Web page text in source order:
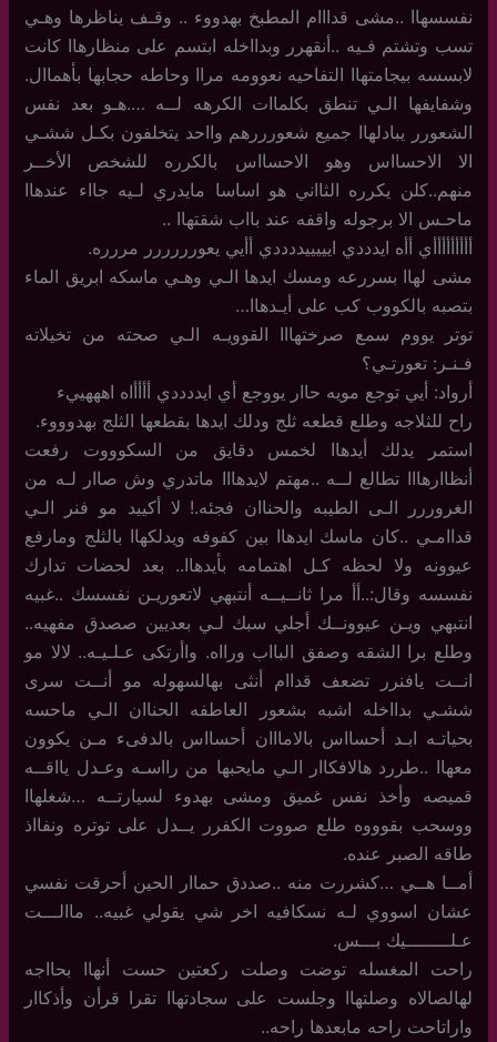
نفسسهاا ..مشى قدااام المطبخ بهدووء .. وقـف يناظرها وهـي
تسب وتشتم فـيه ..أنقهرر وبدااخله ابتسم على منظارهاا كانت
لابسسه بيجامتهاا التفاحيه نعوومه مراا وحاطه حجابها بأهماال.
وشفايفها الـي تنطق بكلماات الكرهه لــه ….هـو بعد نفس
الشعورر يبادلهاا جميع شعورررهم وااحد يتخلفون بكـل ششـي
الا الاحسااس وهو الاحسااس بالكرره للشخص الأخــر
منهم..كلن يكرره الثااني هو اساسا مايدري لـيه جااء عندهاا
ماحـس الا برجوله واقفه عند بااب شقتهاا ..
أأأأأأأأأي أأه ايدددي ايييييددددي أأيي يعورررررر مررره.
مشى لهاا بسررعه ومسك ايدها الـي وهـي ماسكه ابريق الماء
بتصبه بالكووب كب على أيـدهاا…
توتر يووم سمع صرختهااا القوويـه الـي صحته من تخيلاته
فـنـر: تعورتـي؟
أرواد: أيي توجع مويه حاار يووجع أي ايددددي أأأأاه اهههييء
راح للثلاجه وطلع قطعه ثلج ودلك ايدها بقطعها الثلج بهدوووء.
استمر يدلك أيدهاا لخمس دقايق من السكوووت رفعت
أنظاارهااا تطالع لــه ..مهتم لايدهااا ماتدري وش صاار لـه من
الغروررر الـى الطيبه والحناان فجئه.! لا أكييد مو فنر الـي
قداامـي ..كان ماسك ايدهاا بين كفوفه ويدلكهاا بالثلج ومارفع
عيوونه ولا لحظه كـل اهتمامه بأيدهاا.. بعد لحضات تدارك
نفسسه وقال:..أأ مرا ثانــيــه أنتبهي لاتعوريـن نفسسك ..غبيه
انتبهي ويـن عيوونــك أجلي سبك لـي بعديين صصدق مفهيه..
وطلع برا الشقه وصفق البااب ورااه. واأرتكى عـلـيـه.. لالا مو
انــت يافنرر تضعف قداام أنثى بهالسهوله مو أنــت سرى
ششـي بدااخله اشبه بشعور العاطفه الحناان الـي ماحسه
بحياتـه ابـد أحسااس بالامااان أحسااس بالدفىء مـن يكوون
معهاا ..طررد هالافكاار الـي مايحبها من رااسـه وعـدل يااقــه
قميصه وأخذ نفس غميق ومشى بهدوء لسيارتــه …شغلهاا
ووسحب بقوووه طلع صووت الكفرر يــدل على توتره ونفااذ
طاقه الصبر عنده.
أمــا هــي …كشررت منه ..صددق حماار الحين أحرقت نفسي
عشان اسووي لـه نسكافيه اخر شي يقولي غبيه.. ماالـــت
عـلــــــــيك بـــس.
راحت المغسله توضت وصلت ركعتين حست أنهاا بحااجه
لهالصالاه وصلتهاا وجلست على سجادتهاا تقرا قرأن وأذكاار
واراتاحت راحه مابعدها راحه..